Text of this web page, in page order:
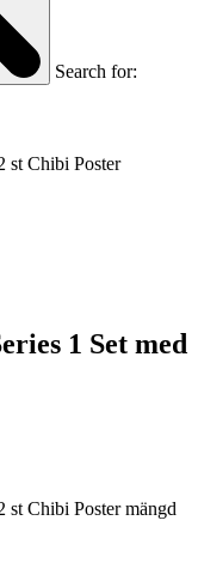
Search for:
st Chibi Poster
1 Set med
st Chibi Poster mängd